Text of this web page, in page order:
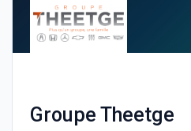
Groupe Theetge